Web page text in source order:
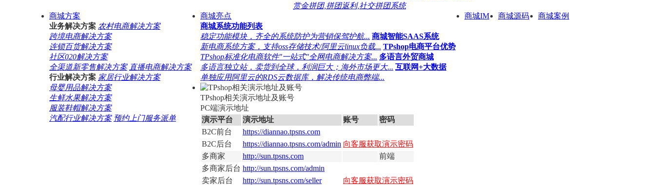
赏金拼团,拼团返利,社交拼团系统
商城方案
业务解决方案 农村电商解决方案
跨境电商解决方案
连锁百货解决方案
社区020解决方案
全渠道新零售解决方案 直播电商解决方案
行业解决方案 家居行业解决方案
母婴用品解决方案
生鲜水果解决方案
服装鞋帽解决方案
汽配行业解决方案 预约上门服务派单
商城亮点
商城系统功能列表
稳定功能模块，齐全的系统防护为营销保驾护航... 商城智能SAAS系统
新电商系统方案，支持oss存储技术/阿里云linux负载... TPshop电商平台优势
TPshop标准化电商软件"一站式"全网电商解决方案... 多语言外贸商城
多语言独立站，卖货到全球，利润巨大；海外市场更大... 互联网+大数据
单独应用阿里云的RDS云数据库，解决传统电商弊端...
商城IM 商城源码 商城案例
TPshop相关演示地址及账号
PC端演示地址
演示平台
演示地址 账号
密码
B2C前台
https://diannao.tpsns.com
B2C后台
https://diannao.tpsns.com/admin 向客服获取演示密码
多商家
http://sun.tpsns.com
前端
多商家后台 http://sun.tpsns.com/admin
卖家后台
http://sun.tpsns.com/seller
向客服获取演示密码